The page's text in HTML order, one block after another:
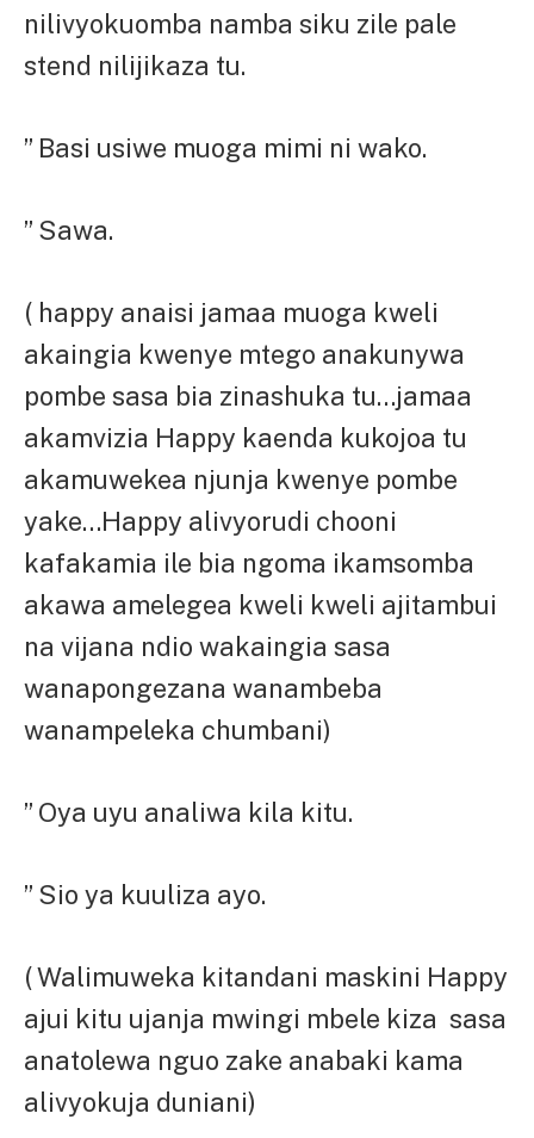
nilivyokuomba namba siku zile pale
stend nilijikaza tu.
” Basi usiwe muoga mimi ni wako.
” Sawa.
( happy anaisi jamaa muoga kweli
akaingia kwenye mtego anakunywa
pombe sasa bia zinashuka tu…jamaa
akamvizia Happy kaenda kukojoa tu
akamuwekea njunja kwenye pombe
yake…Happy alivyorudi chooni
kafakamia ile bia ngoma ikamsomba
akawa amelegea kweli kweli ajitambui
na vijana ndio wakaingia sasa
wanapongezana wanambeba
wanampeleka chumbani)
” Oya uyu analiwa kila kitu.
” Sio ya kuuliza ayo.
( Walimuweka kitandani maskini Happy
ajui kitu ujanja mwingi mbele kiza sasa
anatolewa nguo zake anabaki kama
alivyokuja duniani)